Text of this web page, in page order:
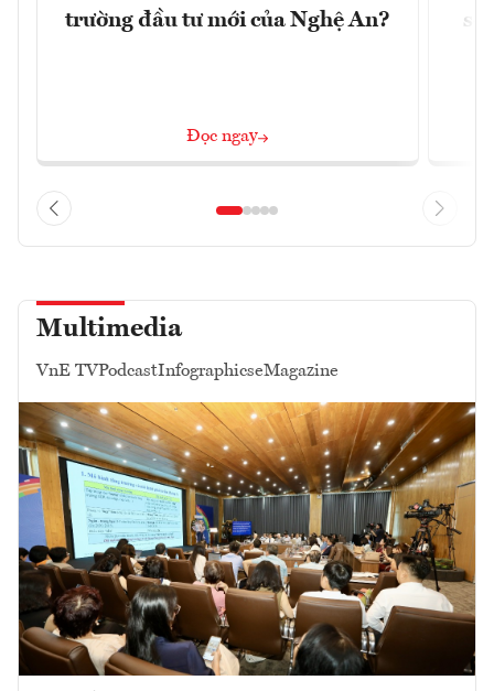
trường đầu tư mới của Nghệ An?
Đọc ngay
Multimedia
VnE TVPodcastInfographicseMagazine